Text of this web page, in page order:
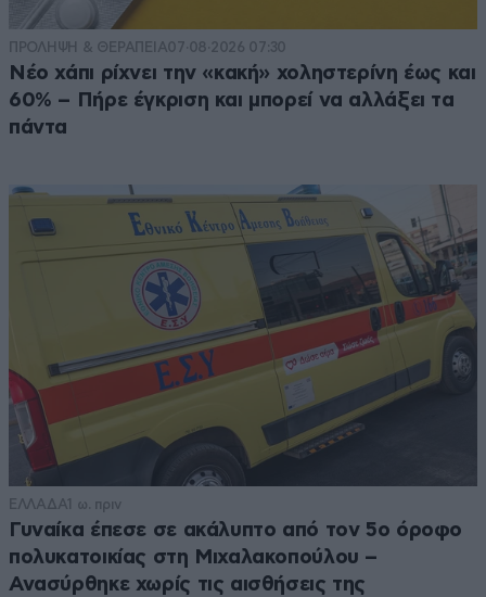
ΠΡΟΛΗΨΗ & ΘΕΡΑΠΕΙΑ07·08·2026 07:30
Νέο χάπι ρίχνει την «κακή» χοληστερίνη έως και
60% – Πήρε έγκριση και μπορεί να αλλάξει τα
πάντα
ΕΛΛΑΔΑ1 ω. πριν
Γυναίκα έπεσε σε ακάλυπτο από τον 5ο όροφο
πολυκατοικίας στη Μιχαλακοπούλου –
Ανασύρθηκε χωρίς τις αισθήσεις της